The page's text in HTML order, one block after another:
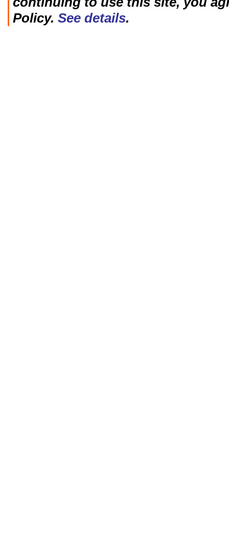
Policy. See details.